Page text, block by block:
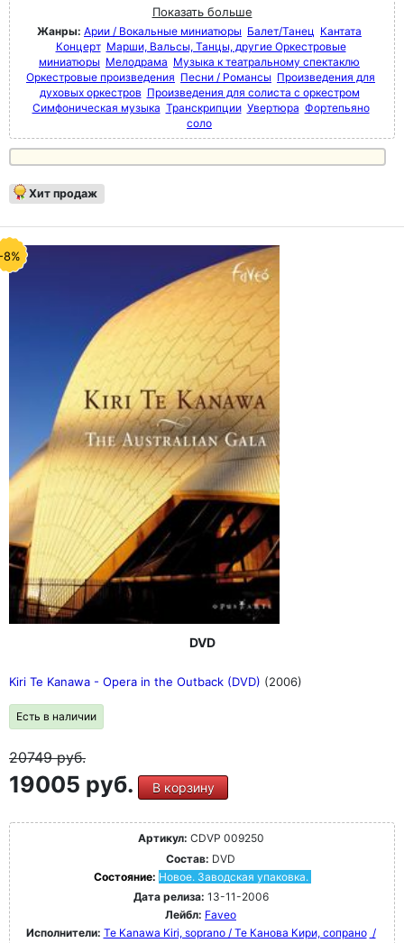
Показать больше
Жанры: Арии / Вокальные миниатюры Балет/Танец Кантата
Концерт Марши, Вальсы, Танцы, другие Оркестровые
миниатюры Мелодрама Музыка к театральному спектаклю
Оркестровые произведения Песни / Романсы Произведения для
духовых оркестров Произведения для солиста с оркестром
Симфоническая музыка Транскрипции Увертюра Фортепьяно
соло
Хит продаж
8%
DVD
Kiri Te Kanawa - Opera in the Outback (DVD) (2006)
Есть в наличии
20749руб.
19005 руб. В корзину
Артикул: CDVP 009250
Состав: DVD
Состояние: Новое. Заводская упаковка.
Дата релиза: 13-11-2006
Лейбл: Faveo
Исполнители: Te Kanawa Kiri, soprano / Те Канова Кири, сопрано /